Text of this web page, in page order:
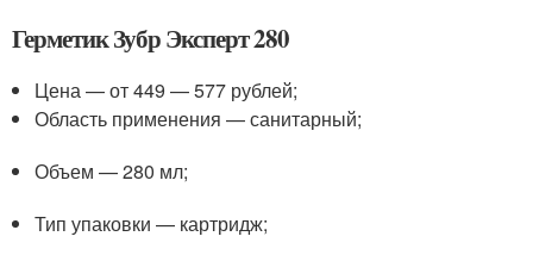
Герметик Зубр Эксперт 280
Цена — от 449 — 577 рублей;
Область применения — санитарный;
Объем — 280 мл;
Тип упаковки — картридж;